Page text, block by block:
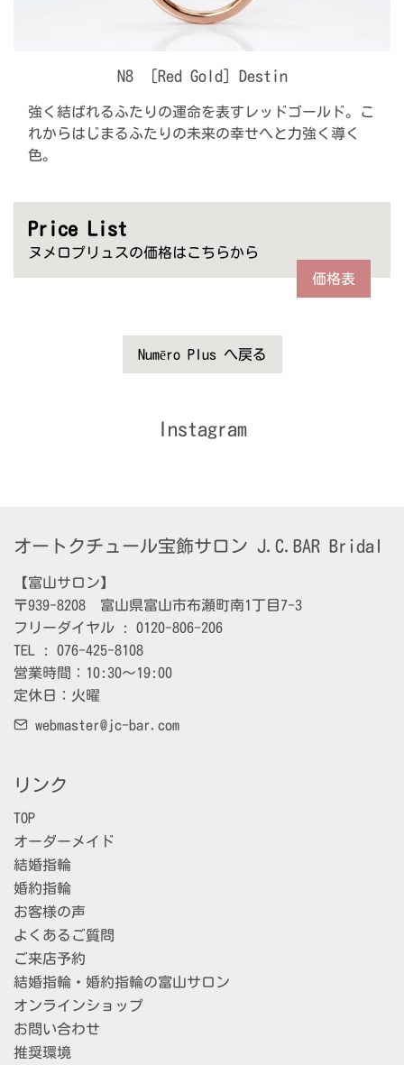
N8 ［Red Gold］Destin
強く結ばれるふたりの運命を表すレッドゴールド。こ
れからはじまるふたりの未来の幸せへと力強く導く
色。
Price List
ヌメロプリュスの価格はこちらから
価格表
Numēro Plus へ戻る
Instagram
オートクチュール宝飾サロン J.C.BAR Bridal
【富山サロン】
〒939-8208　富山県富山市布瀬町南1丁目7-3
フリーダイヤル : 0120-806-206
TEL : 076-425-8108
営業時間：10:30～19:00
定休日：火曜
webmaster@jc-bar.com
リンク
TOP
オーダーメイド
結婚指輪
婚約指輪
お客様の声
よくあるご質問
ご来店予約
結婚指輪・婚約指輪の富山サロン
オンラインショップ
お問い合わせ
推奨環境